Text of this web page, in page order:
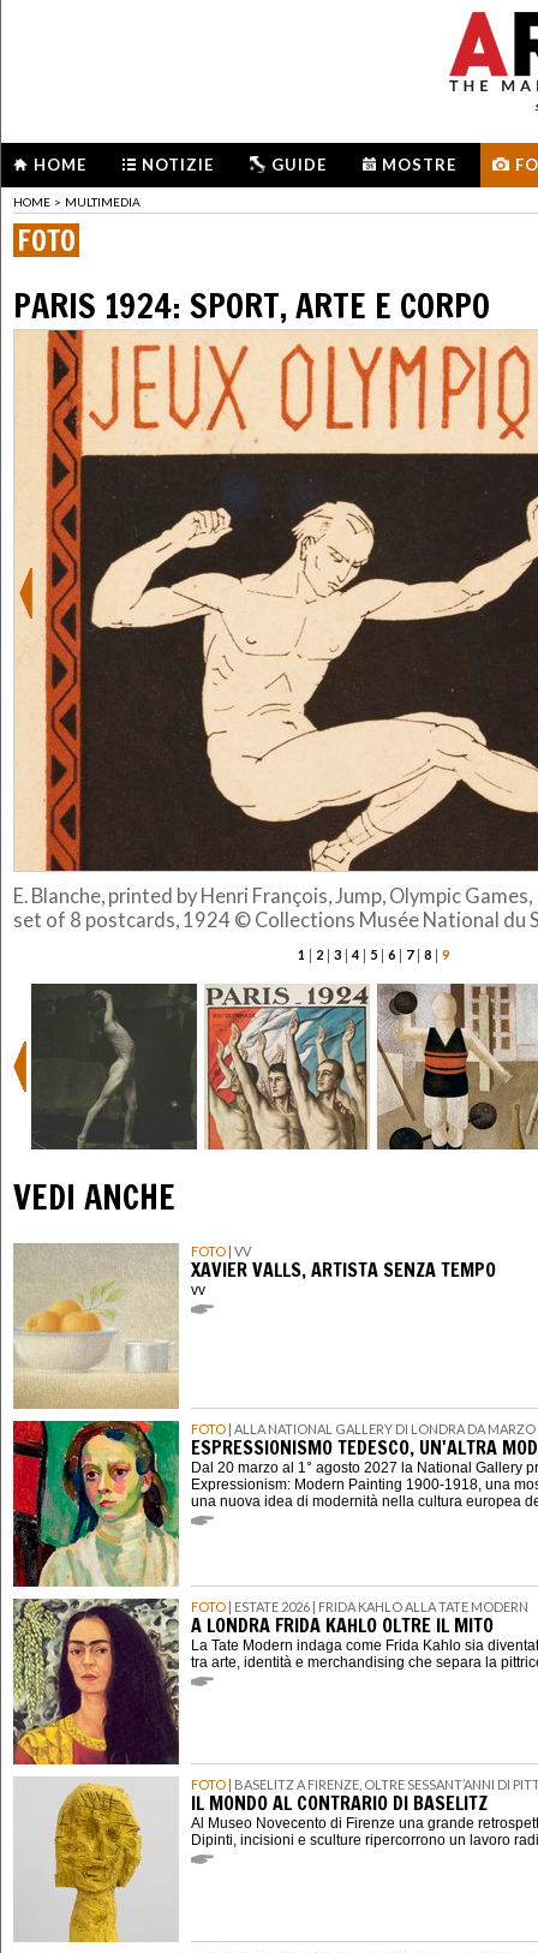
HOME NOTIZIE GUIDE MOSTRE
HOME > MULTIMEDIA
FOTO
PARIS 1924: SPORT, ARTE E CORPO
E. Blanche, printed by Henri François, Jump, Olympic
set of 8 postcards, 1924 © Collections Musée National du
1 | 2 | 3 | 4 | 5 | 6 | 7| 8 | 9
VEDI ANCHE
FOTO | VV
XAVIER VALLS, ARTISTA SENZA TEMPO
vv
FOTO | ALLA NATIONAL GALLERY DI LONDRA DA
ESPRESSIONISMO TEDESCO, UN'ALTRA
Dal 20 marzo al 1° agosto 2027 la National Gallery
Expressionism: Modern Painting 1900-1918, una
una nuova idea di modernità nella cultura europea
FOTO | ESTATE 2026 | FRIDA KAHLO ALLA TATE MODERN
A LONDRA FRIDA KAHLO OLTRE IL MITO
La Tate Modern indaga come Frida Kahlo sia
tra arte, identità e merchandising che separa la
FOTO | BASELITZ A FIRENZE, OLTRE SESSANT’ANNI DI
IL MONDO AL CONTRARIO DI BASELITZ
Al Museo Novecento di Firenze una grande
Dipinti, incisioni e sculture ripercorrono un lavoro